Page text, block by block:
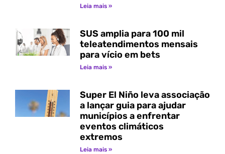
Leia mais »
SUS amplia para 100 mil
teleatendimentos mensais
para vício em bets
Leia mais »
Super El Niño leva associação
a lançar guia para ajudar
municípios a enfrentar
eventos climáticos
extremos
Leia mais »